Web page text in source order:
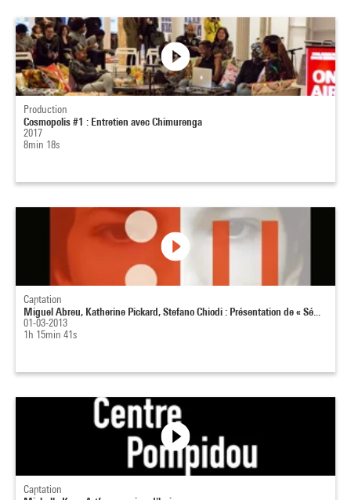
Production
Cosmopolis #1 : Entretien avec Chimurenga
2017
8min 18s
Captation
Miguel Abreu, Katherine Pickard, Stefano Chiodi : Présentation de « Sé...
01-03-2013
1h 15min 41s
Captation